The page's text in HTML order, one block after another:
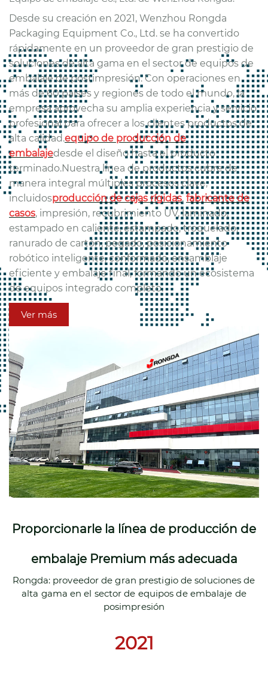
montaje y valor comercial.
Desde su creación en 2021, Wenzhou Rongda
Packaging Equipment Co., Ltd. se ha convertido
rápidamente en un proveedor de gran prestigio de
soluciones de alta gama en el sector de equipos de
embalaje de postimpresión. Con operaciones en
más de 60 países y regiones de todo el mundo, la
empresa aprovecha su amplia experiencia y servicio
profesional para ofrecer a los clientes productos de
alta calidad.equipo de producción de
embalajedesde el diseño hasta el producto
terminado.Nuestra línea de productos cubre de
manera integral múltiples procesos clave,
incluidosproducción de cajas rígidas,fabricante de
casos, impresión, recubrimiento UV, laminado,
estampado en caliente, estampado, troquelado,
ranurado de cartón, pegado, posicionamiento
robótico inteligente, conformado, ensamblaje
eficiente y embalaje final, formando un ecosistema
de equipos integrado completo.
Ver más
Proporcionarle la línea de producción de
embalaje Premium más adecuada
Rongda: proveedor de gran prestigio de soluciones de
alta gama en el sector de equipos de embalaje de
posimpresión
2021